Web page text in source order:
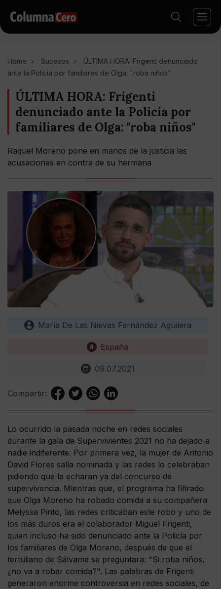
Home Sucesos
ÚLTIMA HORA: Frigenti denunciado
ante la Policía por familiares de Olga: "roba niños"
ÚLTIMA HORA: Frigenti
denunciado ante la Policía por
familiares de Olga: "roba niños"
Raquel Moreno pone en manos de la justicia las
acusaciones en contra de su hermana
María De Las Nieves Fernández Aguilera
España
09.07.2021
Compartir:
Lo ocurrido la pasada noche en redes sociales
durante la gala de Supervivientes 2021 no ha dejado a
nadie indiferente. Por primera vez, la mujer de Antonio
David Flores salía nominada y las redes lo celebraban
pidiendo que la echaran ya del concurso de
supervivencia. Mientras que, el programa ha filtrado
que Olga Moreno ha robado comida a su compañera
Melyssa Pinto, las redes criticaban este robo y uno de
los más duros era el colaborador Miguel Frigenti,
quien incluso ha sido denunciado ante la Policía por
los familiares de Olga Moreno, después de que el
tertuliano de Sálvame se preguntara: "Si roba niños,
¿no va a robar comida?". Las palabras de Frigenti
generaron enorme controversia en redes sociales, de